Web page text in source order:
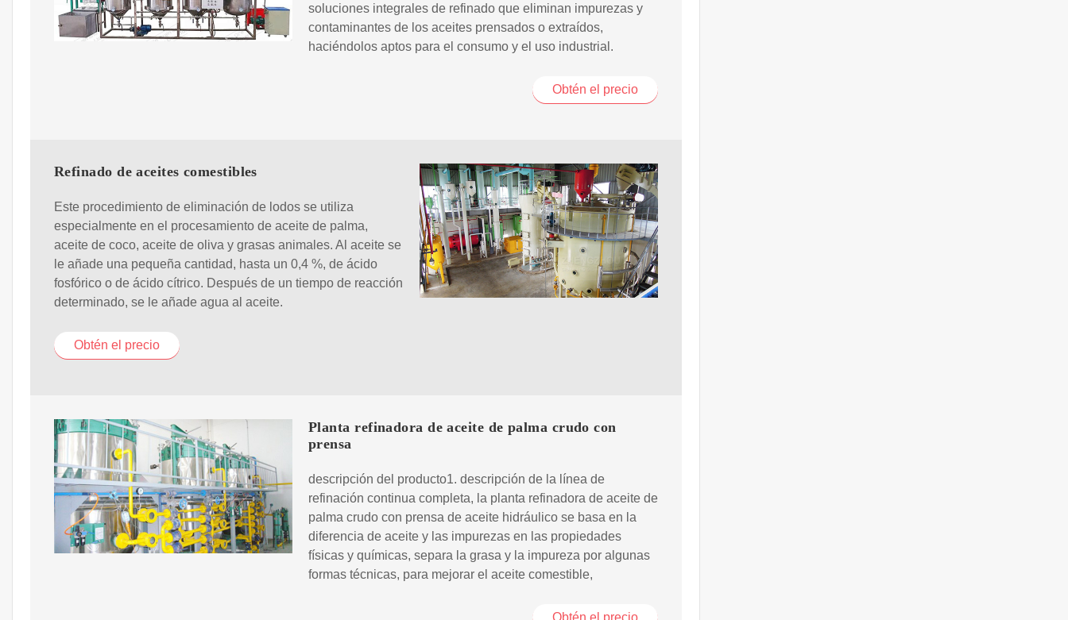
soluciones integrales de refinado que eliminan impurezas y
contaminantes de los aceites prensados o extraídos,
haciéndolos aptos para el consumo y el uso industrial.
Obtén el precio
Refinado de aceites comestibles
Este procedimiento de eliminación de lodos se utiliza
especialmente en el procesamiento de aceite de palma,
aceite de coco, aceite de oliva y grasas animales. Al aceite se
le añade una pequeña cantidad, hasta un 0,4 %, de ácido
fosfórico o de ácido cítrico. Después de un tiempo de reacción
determinado, se le añade agua al aceite.
Obtén el precio
Planta refinadora de aceite de palma crudo con
prensa
descripción del producto1. descripción de la línea de
refinación continua completa, la planta refinadora de aceite de
palma crudo con prensa de aceite hidráulico se basa en la
diferencia de aceite y las impurezas en las propiedades
físicas y químicas, separa la grasa y la impureza por algunas
formas técnicas, para mejorar el aceite comestible,